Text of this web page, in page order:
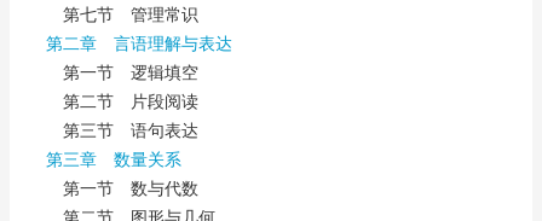
第七节 管理常识
第二章 言语理解与表达
第一节 逻辑填空
第二节 片段阅读
第三节 语句表达
第三章 数量关系
第一节 数与代数